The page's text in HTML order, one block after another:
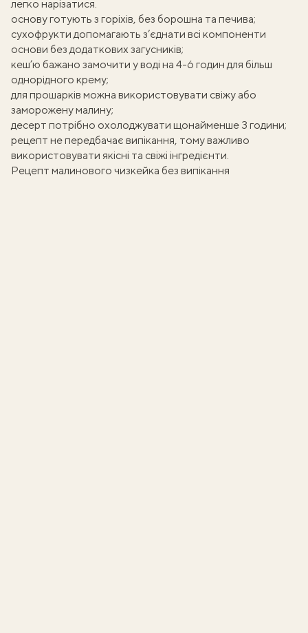
легко нарізатися.
основу готують з горіхів, без борошна та печива;
сухофрукти допомагають з’єднати всі компоненти
основи без додаткових загусників;
кеш’ю бажано замочити у воді на 4-6 годин для більш
однорідного крему;
для прошарків можна використовувати свіжу або
заморожену малину;
десерт потрібно охолоджувати щонайменше 3 години;
рецепт не передбачає випікання, тому важливо
використовувати якісні та свіжі інгредієнти.
Рецепт малинового чизкейка без випікання